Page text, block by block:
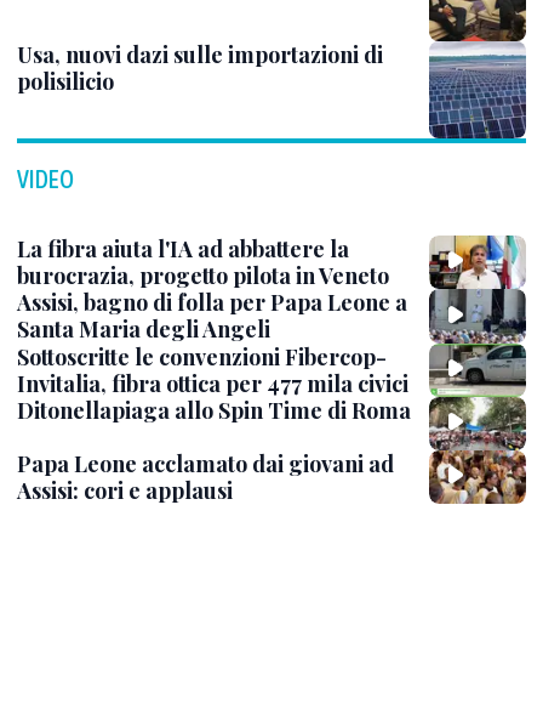
Usa, nuovi dazi sulle importazioni di
polisilicio
VIDEO
La fibra aiuta l'IA ad abbattere la
burocrazia, progetto pilota in Veneto
Assisi, bagno di folla per Papa Leone a
Santa Maria degli Angeli
Sottoscritte le convenzioni Fibercop-
Invitalia, fibra ottica per 477 mila civici
Ditonellapiaga allo Spin Time di Roma
Papa Leone acclamato dai giovani ad
Assisi: cori e applausi